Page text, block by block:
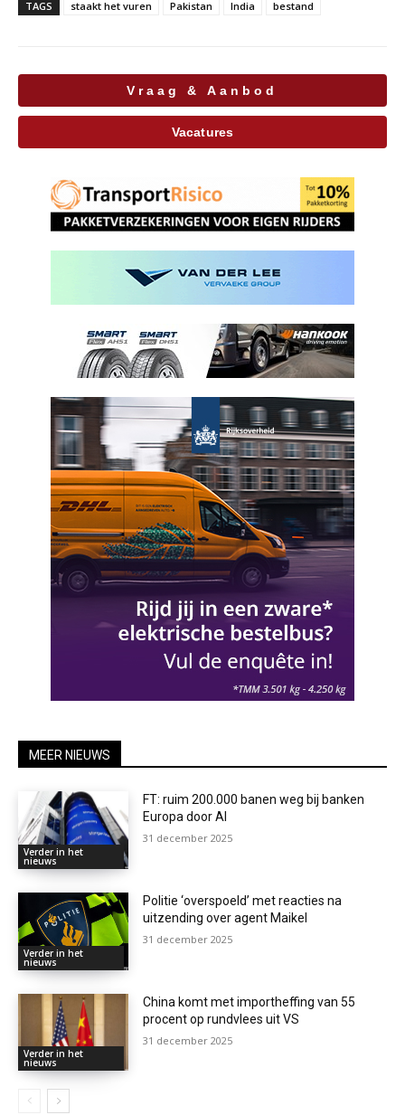
TAGS staakt het vuren Pakistan India bestand
Vraag & Aanbod
Vacatures
MEER NIEUWS
Verder in het
nieuws
FT: ruim 200.000 banen weg bij banken
Europa door AI
31 december 2025
Verder in het
nieuws
Politie ‘overspoeld’ met reacties na
uitzending over agent Maikel
31 december 2025
Verder in het
nieuws
China komt met importheffing van 55
procent op rundvlees uit VS
31 december 2025